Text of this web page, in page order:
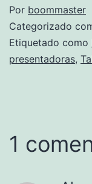
Por boommaster
Categorizado
Etiquetado como
presentadoras,
1